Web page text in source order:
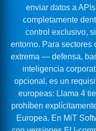
enviar datos a
completamente
control exclusivo,
entorno. Para sectores
extrema — defensa,
inteligencia
opcional, es un
europeas: Llama 4
prohíben
Europea. En MiT